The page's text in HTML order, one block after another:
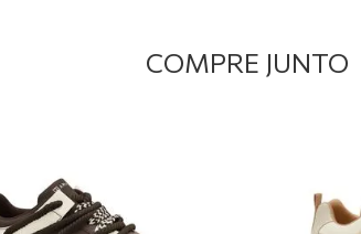
COMPRE JUNTO